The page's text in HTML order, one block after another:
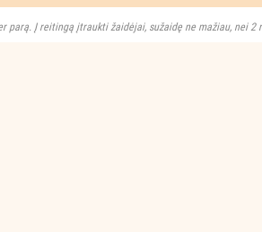
parą. Į reitingą įtraukti žaidėjai, sužaidę ne mažiau, nei 2